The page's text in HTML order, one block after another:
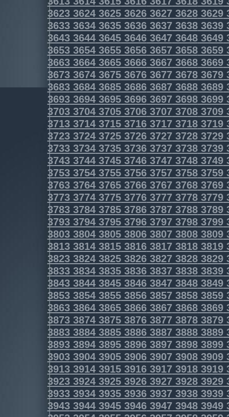
3623362436253626362736283629
3633363436353636363736383639
3643364436453646364736483649
3653365436553656365736583659
3663366436653666366736683669
3673367436753676367736783679
3683368436853686368736883689
3693369436953696369736983699
3703370437053706370737083709
3713371437153716371737183719
3723372437253726372737283729
3733373437353736373737383739
3743374437453746374737483749
3753375437553756375737583759
3763376437653766376737683769
3773377437753776377737783779
3783378437853786378737883789
3793379437953796379737983799
3803380438053806380738083809
3813381438153816381738183819
3823382438253826382738283829
3833383438353836383738383839
3843384438453846384738483849
3853385438553856385738583859
3863386438653866386738683869
3873387438753876387738783879
3883388438853886388738883889
3893389438953896389738983899
3903390439053906390739083909
3913391439153916391739183919
3923392439253926392739283929
3933393439353936393739383939
3943394439453946394739483949